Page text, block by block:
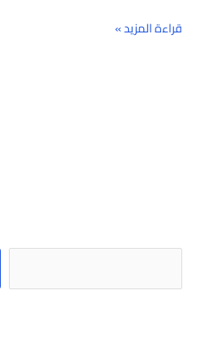
قراءة المزيد »